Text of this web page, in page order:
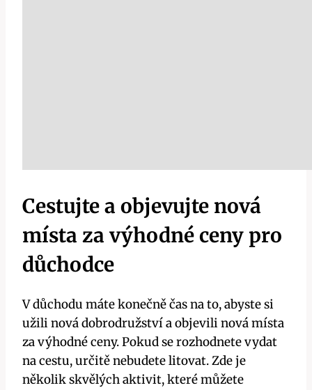
Cestujte a objevujte nová
místa za výhodné ceny pro
důchodce
V důchodu máte konečně čas na to, abyste si
užili nová dobrodružství a objevili nová místa
za výhodné ceny. Pokud se rozhodnete vydat
na cestu, určitě nebudete litovat. Zde je
několik skvělých aktivit, které můžete